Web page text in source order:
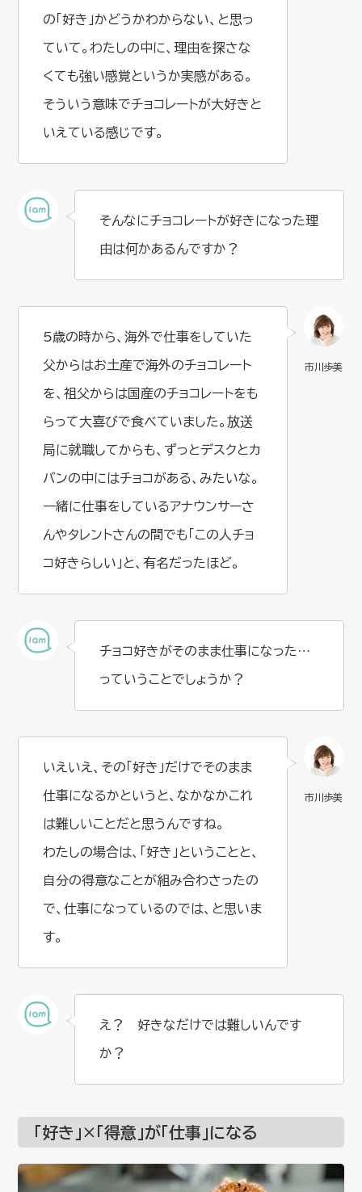
の「好き」かどうかわからない、と思っ
ていて。わたしの中に、理由を探さな
くても強い感覚というか実感がある。
そういう意味でチョコレートが大好きと
いえている感じです。
そんなにチョコレートが好きになった理
由は何かあるんですか？
5歳の時から、海外で仕事をしていた
父からはお土産で海外のチョコレート
を、祖父からは国産のチョコレートをも
らって大喜びで食べていました。放送
局に就職してからも、ずっとデスクとカ
バンの中にはチョコがある、みたいな。
一緒に仕事をしているアナウンサーさ
んやタレントさんの間でも「この人チョ
コ好きらしい」と、有名だったほど。
チョコ好きがそのまま仕事になった…
っていうことでしょうか？
いえいえ、その「好き」だけでそのまま
仕事になるかというと、なかなかこれ
は難しいことだと思うんですね。
わたしの場合は、「好き」ということと、
自分の得意なことが組み合わさったの
で、仕事になっているのでは、と思いま
す。
え？ 好きなだけでは難しいんです
か？
「好き」×「得意」が「仕事」になる